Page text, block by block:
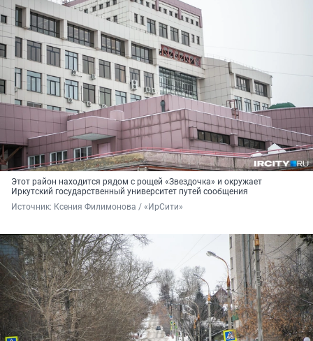
Этот район находится рядом с рощей «Звездочка» и окружает
Иркутский государственный университет путей сообщения
Источник: Ксения Филимонова / «ИрСити»